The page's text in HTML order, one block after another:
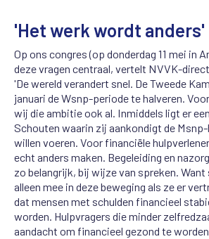
'Het werk wordt anders'
Op ons congres (op donderdag 11 mei in
deze vragen centraal, vertelt NVVK-
'De wereld verandert snel. De Tweede
januari de Wsnp-periode te halveren.
wij die ambitie ook al. Inmiddels ligt er
Schouten waarin zij aankondigt de
willen voeren. Voor financiële
echt anders maken. Begeleiding en
zo belangrijk, bij wijze van spreken. Want
alleen mee in deze beweging als ze er
dat mensen met schulden financieel
worden. Hulpvragers die minder
aandacht om financieel gezond te